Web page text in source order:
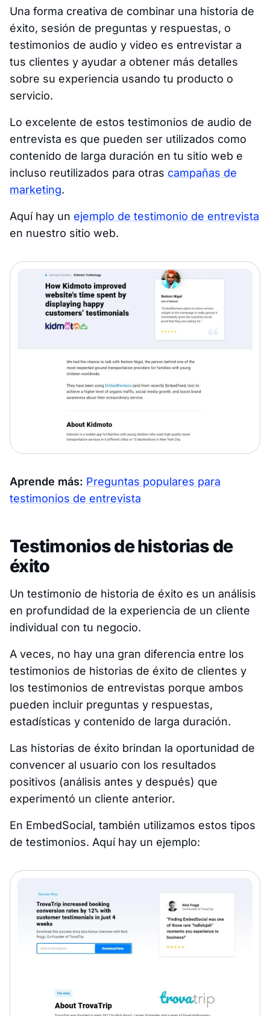
Una forma creativa de combinar una historia de
éxito, sesión de preguntas y respuestas, o
testimonios de audio y video es entrevistar a
tus clientes y ayudar a obtener más detalles
sobre su experiencia usando tu producto o
servicio.
Lo excelente de estos testimonios de audio de
entrevista es que pueden ser utilizados como
contenido de larga duración en tu sitio web e
incluso reutilizados para otras campañas de
marketing.
Aquí hay un ejemplo de testimonio de entrevista
en nuestro sitio web.
Aprende más: Preguntas populares para
testimonios de entrevista
Testimonios de historias de
éxito
Un testimonio de historia de éxito es un análisis
en profundidad de la experiencia de un cliente
individual con tu negocio.
A veces, no hay una gran diferencia entre los
testimonios de historias de éxito de clientes y
los testimonios de entrevistas porque ambos
pueden incluir preguntas y respuestas,
estadísticas y contenido de larga duración.
Las historias de éxito brindan la oportunidad de
convencer al usuario con los resultados
positivos (análisis antes y después) que
experimentó un cliente anterior.
En EmbedSocial, también utilizamos estos tipos
de testimonios. Aquí hay un ejemplo: